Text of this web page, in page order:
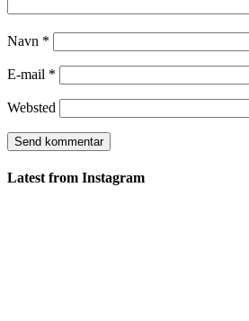
Navn *
E-mail *
Websted
Latest from Instagram